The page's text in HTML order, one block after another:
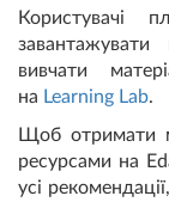
Користувачі
завантажувати
вивчати
на Learning Lab.
Щоб отримати
ресурсами на
усі